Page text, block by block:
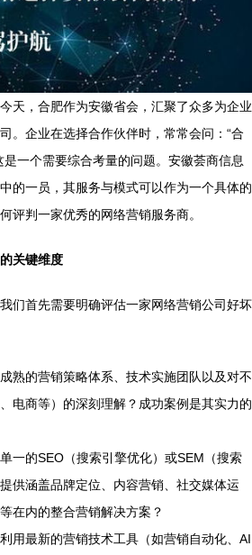
天，合肥作为安徽省会，汇聚了众多为企业
。企业在选择合作伙伴时，常常会问：“合
一个需要综合考量的问题。安徽荟商信息
的一员，其服务与模式可以作为一个具体的
评判一家优秀的网络营销服务商。
关键维度
们首先需要明确评估一家网络营销公司好坏
成熟的营销策略体系、技术实施团队以及对不
电商等）的深刻理解？成功案例是其实力的
单一的SEO（搜索引擎优化）或SEM（搜索
供涵盖品牌定位、内容营销、社交媒体运
在内的整合营销解决方案？
利用最新的营销技术工具（如营销自动化、AI